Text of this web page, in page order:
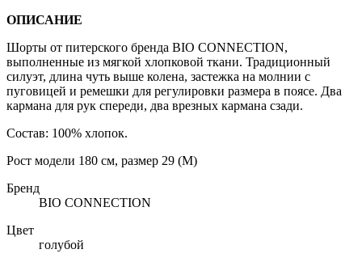
ОПИСАНИЕ
Шорты от питерского бренда BIO CONNECTION,
выполненные из мягкой хлопковой ткани. Традиционный
силуэт, длина чуть выше колена, застежка на молнии с
пуговицей и ремешки для регулировки размера в поясе. Два
кармана для рук спереди, два врезных кармана сзади.
Состав: 100% хлопок.
Рост модели 180 см, размер 29 (М)
Бренд
BIO CONNECTION
Цвет
голубой